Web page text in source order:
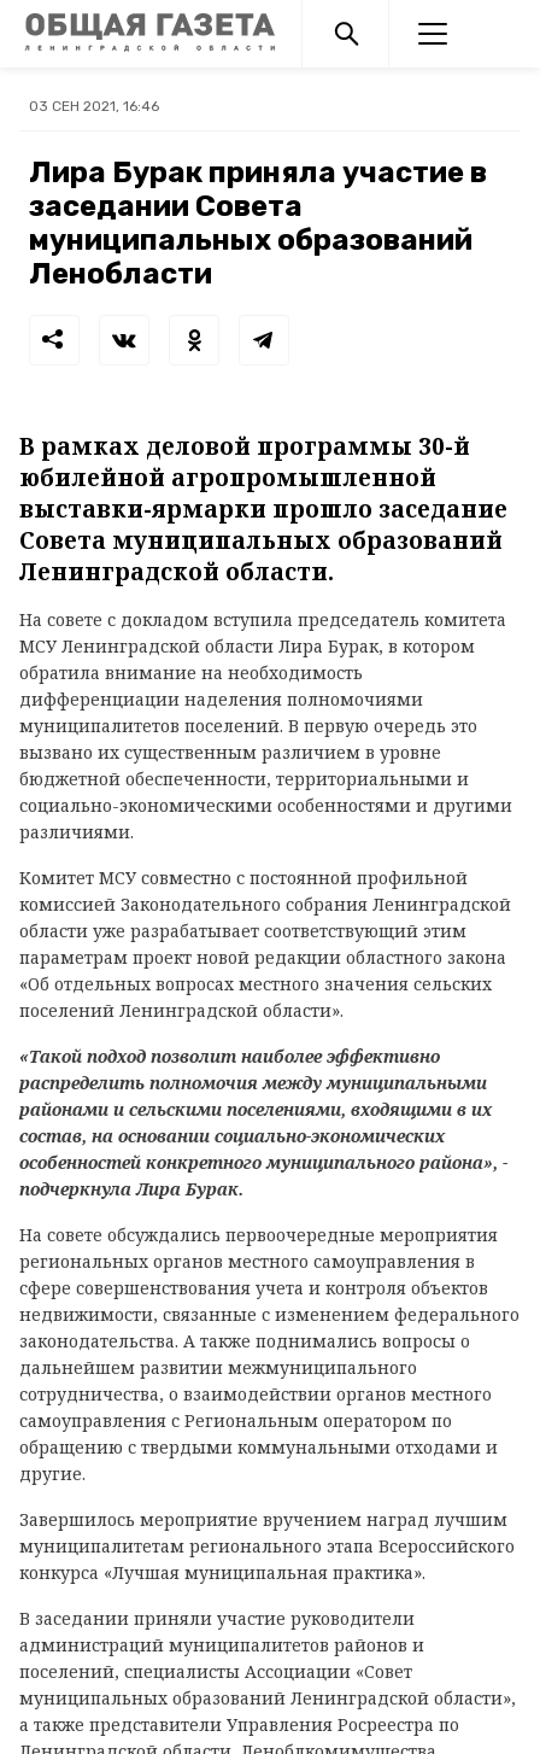
03 СЕН 2021, 16:46
Лира Бурак приняла участие в
заседании Совета
муниципальных образований
Ленобласти
В рамках деловой программы 30-й
юбилейной агропромышленной
выставки-ярмарки прошло заседание
Совета муниципальных образований
Ленинградской области.
На совете с докладом вступила председатель комитета
МСУ Ленинградской области Лира Бурак, в котором
обратила внимание на необходимость
дифференциации наделения полномочиями
муниципалитетов поселений. В первую очередь это
вызвано их существенным различием в уровне
бюджетной обеспеченности, территориальными и
социально-экономическими особенностями и другими
различиями.
Комитет МСУ совместно с постоянной профильной
комиссией Законодательного собрания Ленинградской
области уже разрабатывает соответствующий этим
параметрам проект новой редакции областного закона
«Об отдельных вопросах местного значения сельских
поселений Ленинградской области».
«Такой подход позволит наиболее эффективно
распределить полномочия между муниципальными
районами и сельскими поселениями, входящими в их
состав, на основании социально-экономических
особенностей конкретного муниципального района», -
подчеркнула Лира Бурак.
На совете обсуждались первоочередные мероприятия
региональных органов местного самоуправления в
сфере совершенствования учета и контроля объектов
недвижимости, связанные с изменением федерального
законодательства. А также поднимались вопросы о
дальнейшем развитии межмуниципального
сотрудничества, о взаимодействии органов местного
самоуправления с Региональным оператором по
обращению с твердыми коммунальными отходами и
другие.
Завершилось мероприятие вручением наград лучшим
муниципалитетам регионального этапа Всероссийского
конкурса «Лучшая муниципальная практика».
В заседании приняли участие руководители
администраций муниципалитетов районов и
поселений, специалисты Ассоциации «Совет
муниципальных образований Ленинградской области»,
а также представители Управления Росреестра по